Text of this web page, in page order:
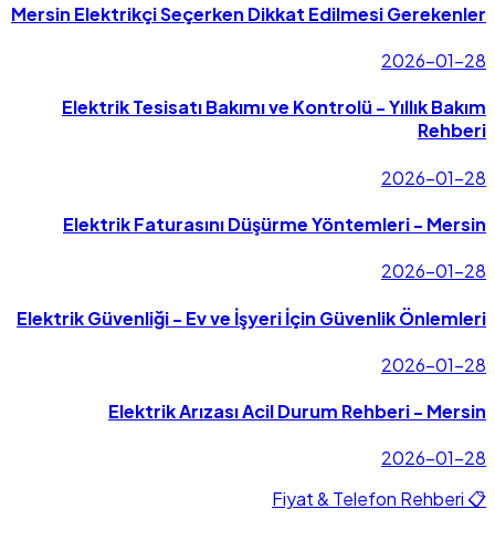
Mersin Elektrikçi Seçerken Dikkat Edilmesi Gerekenler
2026-01-28
Elektrik Tesisatı Bakımı ve Kontrolü - Yıllık Bakım
Rehberi
2026-01-28
Elektrik Faturasını Düşürme Yöntemleri - Mersin
2026-01-28
Elektrik Güvenliği - Ev ve İşyeri İçin Güvenlik Önlemleri
2026-01-28
Elektrik Arızası Acil Durum Rehberi - Mersin
2026-01-28
📋 Fiyat & Telefon Rehberi